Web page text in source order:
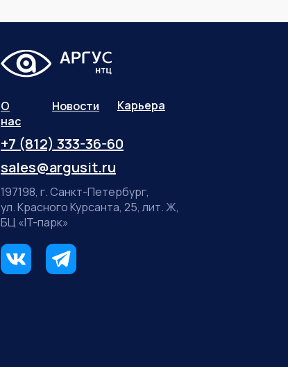
О
нас
+7 (812) 333-36-60
sales@argusit.ru
Новости Карьера
197198, г. Санкт-Петербург,
ул. Красного Курсанта, 25, лит. Ж,
БЦ «IT-парк»